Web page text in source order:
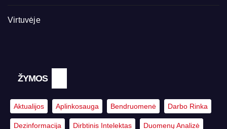
Virtuvėje
ŽYMOS
Aktualijos Aplinkosauga Bendruomenė Darbo Rinka
Dezinformacija Dirbtinis Intelektas Duomenų Analizė